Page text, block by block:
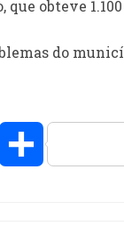
obteve
do
Copy